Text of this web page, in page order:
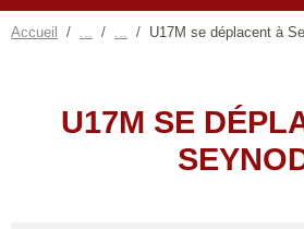
Accueil U17M se déplacent à
U17M SE